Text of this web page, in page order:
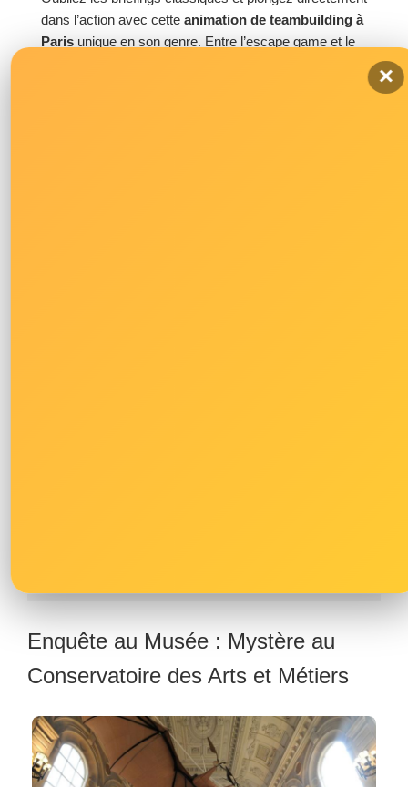
dans l’action avec cette animation de teambuilding à
Paris unique en son genre. Entre l’escape game et le
Enquête au Musée : Mystère au
Conservatoire des Arts et Métiers
×